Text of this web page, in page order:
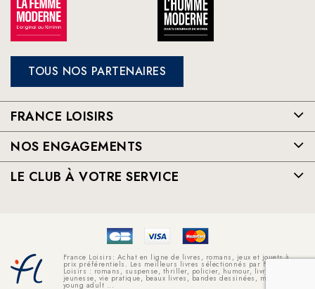
TOUS NOS PARTENAIRES
FRANCE LOISIRS
NOS ENGAGEMENTS
LE CLUB À VOTRE SERVICE
France Loisirs: Achat en ligne de livres, romans, jeux et jouets à
prix préférentiels. Les meilleurs livres sélectionnés par France
Loisirs : romans, suspense, thriller, policier, humour, livre
jeunesse, vie pratique, beaux livres, bandes dessinées, mangas,
young adult ...